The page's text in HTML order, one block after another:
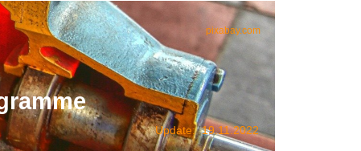
pixabay.com
Update: 19.11.2022